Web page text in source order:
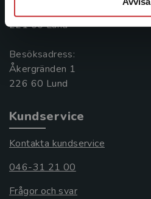
221 00 Lund
Besöksadress:
Åkergränden 1
Kundservice
Kontakta kundservice
046-31 21 00
Frågor och svar